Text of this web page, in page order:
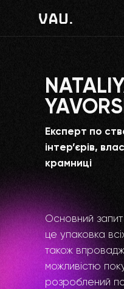
Сайти » Кейси
Експерт по
інтер’єрів,
крамниці
Основний запит
це упаковка
також
можливістю
розроблений